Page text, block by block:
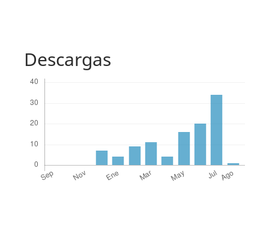
Descargas